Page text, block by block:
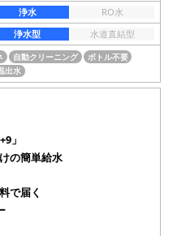
浄水
RO水
浄水型
水道直結型
自動クリーニング
ボトル不要
出水
」
の簡単給水
で届く